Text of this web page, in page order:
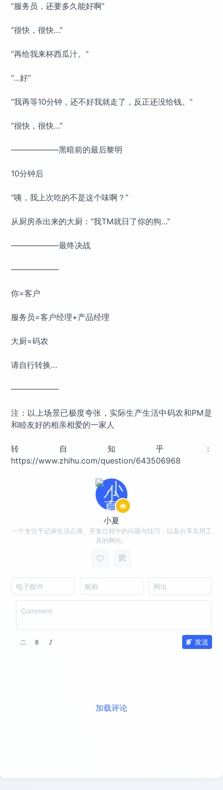
“服务员，还要多久能好啊”
“很快，很快…”
“再给我来杯西瓜汁。”
“…好”
“我再等10分钟，还不好我就走了，反正还没给钱。”
“很快，很快…”
——————黑暗前的最后黎明
10分钟后
“咦，我上次吃的不是这个味啊？”
从厨房杀出来的大厨：“我TM就日了你的狗…”
——————最终决战
——————
你=客户
服务员=客户经理+产品经理
大厨=码农
请自行转换…
——————
注：以上场景已极度夸张，实际生产生活中码农和PM是
和睦友好的相亲相爱的一家人
转自知乎：
https://www.zhihu.com/question/643506968
小夏
一个专注于记录生活点滴、开发过程中的问题与技巧，以及分享实用工
具的网站。
发送
加载评论